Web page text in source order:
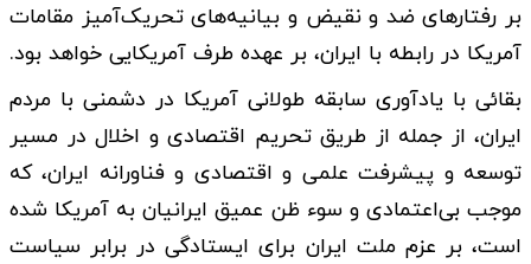
بر رفتارهای ضد و نقیض و بیانیه‌های تحریک‌آمیز مقامات
آمریکا در رابطه با ایران، بر عهده طرف آمریکایی خواهد بود.
بقائی با یادآوری سابقه طولانی آمریکا در دشمنی با مردم
ایران، از جمله از طریق تحریم اقتصادی و اخلال در مسیر
توسعه و پیشرفت علمی و اقتصادی و فناورانه ایران، که
موجب بی‌اعتمادی و سوء ظن عمیق ایرانیان به آمریکا شده
است، بر عزم ملت ایران برای ایستادگی در برابر سیاست